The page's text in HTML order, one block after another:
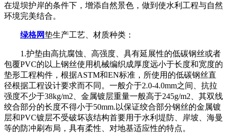
在堤坝护岸的条件下，增添自然景色，做到使水利工程与自然
环境完美结合。
绿格网垫生产工艺、材质种类：
1.护垫由高抗腐蚀、高强度、具有延展性的低碳钢丝或者
包覆PVC的以上钢丝使用机械编织成厚度远小于长度和宽度的
垫形工程构件，根据ASTM和EN标准，所使用的低碳钢丝直
径根据工程设计要求而不同。一般介于2.0-4.0mm之间、抗拉
强度不少于38kg/m2、金属镀层重量一般高于245g/m2、其双线
绞合部分的长度不得小于50mm.以保证绞合部分钢丝的金属镀
层和PVC镀层不受破坏该结构首要用于水利堤防、岸坡、海曼
等的防冲刷布局，具有柔性、对地基适应性的特点。